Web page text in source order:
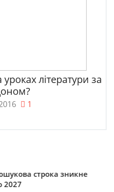
літератури за
1
строка зникне